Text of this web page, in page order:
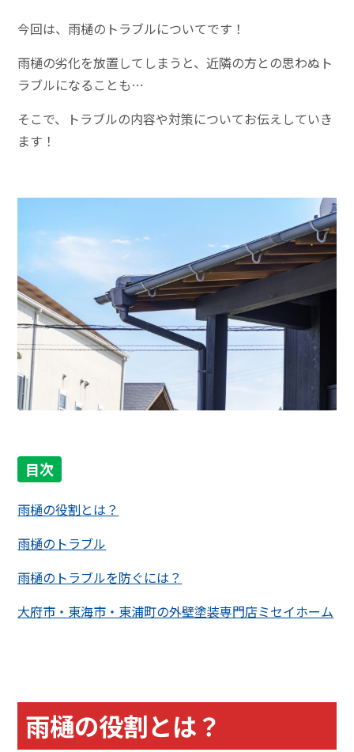
今回は、雨樋のトラブルについてです！
雨樋の劣化を放置してしまうと、近隣の方との思わぬト
ラブルになることも…
そこで、トラブルの内容や対策についてお伝えしていき
ます！
目次
雨樋の役割とは？
雨樋のトラブル
雨樋のトラブルを防ぐには？
大府市・東海市・東浦町の外壁塗装専門店ミセイホーム
雨樋の役割とは？